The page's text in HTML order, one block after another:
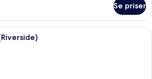
Se priser
Et moderne hotelværelse med en